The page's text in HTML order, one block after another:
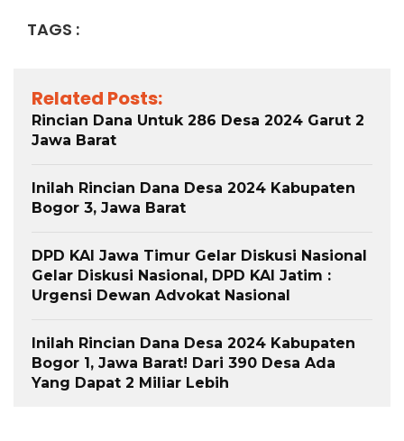
TAGS :
Related Posts:
Rincian Dana Untuk 286 Desa 2024 Garut 2
Jawa Barat
Inilah Rincian Dana Desa 2024 Kabupaten
Bogor 3, Jawa Barat
DPD KAI Jawa Timur Gelar Diskusi Nasional
Gelar Diskusi Nasional, DPD KAI Jatim :
Urgensi Dewan Advokat Nasional
Inilah Rincian Dana Desa 2024 Kabupaten
Bogor 1, Jawa Barat! Dari 390 Desa Ada
Yang Dapat 2 Miliar Lebih